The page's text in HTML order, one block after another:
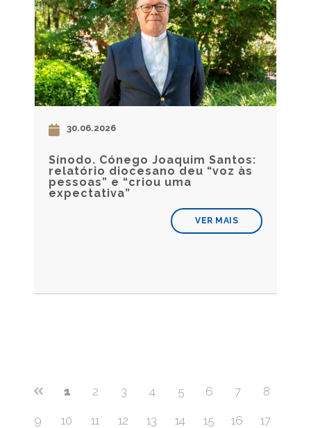
30.06.2026
Sínodo. Cónego Joaquim Santos:
relatório diocesano deu “voz às
pessoas” e “criou uma
expectativa”
VER MAIS
1 2 3 4 5 6 7 8
9 10 11 12 13 14 15 16 17